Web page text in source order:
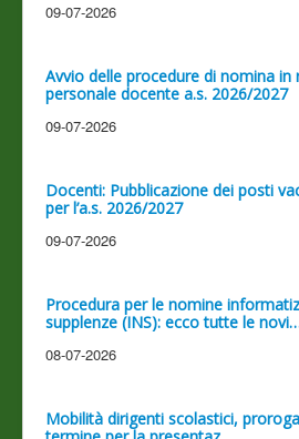
09-07-2026
Avvio delle procedure di nomina in
personale docente a.s. 2026/2027
09-07-2026
Docenti: Pubblicazione dei posti
per l’a.s. 2026/2027
09-07-2026
Procedura per le nomine
supplenze (INS): ecco tutte le
08-07-2026
Mobilità dirigenti scolastici,